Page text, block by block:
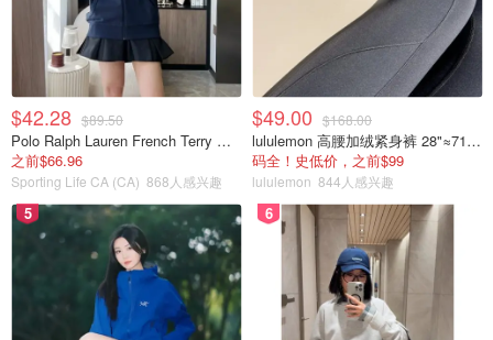
$42.28 $89.50
Polo Ralph Lauren French Terry 女童连帽卫衣 7-16码
之前$66.96
Sporting Life CA (CA) 868人感兴趣
$49.00 $168.00
lululemon 高腰加绒紧身裤 28"≈71cm 5个口袋
码全！史低价，之前$99
lululemon 844人感兴趣
5 6